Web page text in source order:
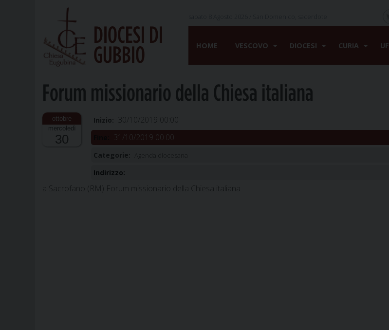
DIOCESI DI
GUBBIO
HOME VESCOVO DIOCESI CURIA
Forum missionario della Chiesa italiana
mercoledì
30
Inizio: 30/10/2019 00:00
31/10/2019 00:00
Categorie:
Indirizzo:
a Sacrofano (RM) Forum missionario della Chiesa italiana